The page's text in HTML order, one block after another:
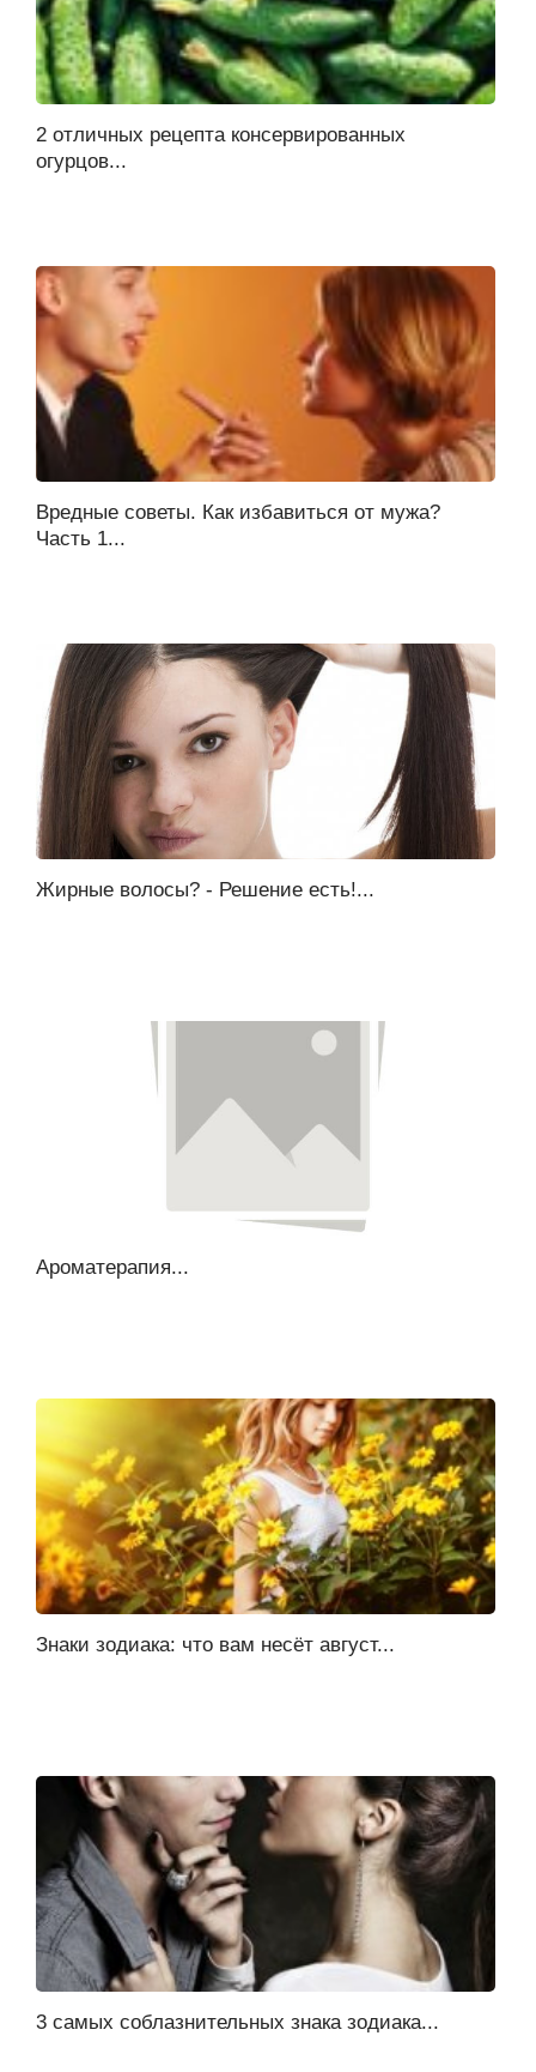
2 отличных рецепта консервированных
огурцов...
Вредные советы. Как избавиться от мужа?
Часть 1...
Жирные волосы? - Решение есть!...
Ароматерапия...
Знаки зодиака: что вам несёт август...
3 самых соблазнительных знака зодиака...